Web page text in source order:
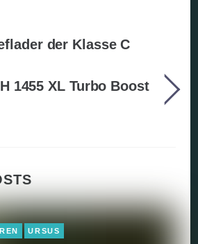
der Klasse C
1455 XL Turbo Boost
URSUS